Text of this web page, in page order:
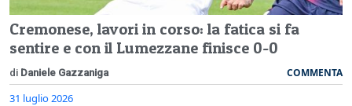
Cremonese, lavori in corso: la fatica si fa
sentire e con il Lumezzane finisce 0-0
di Daniele Gazzaniga COMMENTA
31 luglio 2026